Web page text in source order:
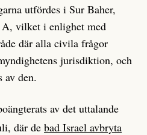
utfördes i Sur Baher,
A, vilket i enlighet med
där alla civila frågor
jurisdiktion, och
av den.
av det uttalande
där de bad Israel avbryta